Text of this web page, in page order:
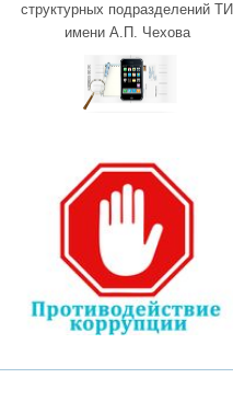
структурных подразделений ТИ
имени А.П. Чехова